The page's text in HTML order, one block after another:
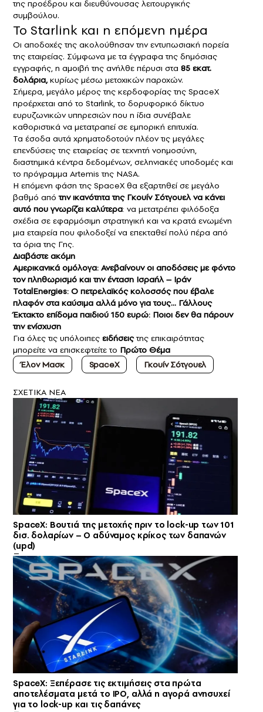
της προέδρου και διευθύνουσας λειτουργικής
συμβούλου.
Το Starlink και η επόμενη ημέρα
Οι αποδοχές της ακολούθησαν την εντυπωσιακή πορεία
της εταιρείας. Σύμφωνα με τα έγγραφα της δημόσιας
εγγραφής, η αμοιβή της ανήλθε πέρυσι στα 85 εκατ.
δολάρια,κυρίως μέσω μετοχικών παροχών.
Σήμερα, μεγάλο μέρος της κερδοφορίας της SpaceX
προέρχεται από το Starlink, το δορυφορικό δίκτυο
ευρυζωνικών υπηρεσιών που η ίδια συνέβαλε
καθοριστικά να μετατραπεί σε εμπορική επιτυχία.
Τα έσοδα αυτά χρηματοδοτούν πλέον τις μεγάλες
επενδύσεις της εταιρείας σε τεχνητή νοημοσύνη,
διαστημικά κέντρα δεδομένων, σεληνιακές υποδομές και
το πρόγραμμα Artemis της NASA.
Η επόμενη φάση της SpaceX θα εξαρτηθεί σε μεγάλο
βαθμό απότην ικανότητα της Γκουίν Σότγουελ να κάνει
αυτό που γνωρίζει καλύτερα: να μετατρέπει φιλόδοξα
σχέδια σε εφαρμόσιμη στρατηγική και να κρατά ενωμένη
μια εταιρεία που φιλοδοξεί να επεκταθεί πολύ πέρα από
τα όρια της Γης.
Διαβάστε ακόμη
Αμερικανικά ομόλογα: Ανεβαίνουν οι αποδόσεις με φόντο
τον πληθωρισμό και την ένταση Ισραήλ – Ιράν
TotalEnergies: Ο πετρελαϊκός κολοσσός που έβαλε
πλαφόν στα καύσιμα αλλά μόνο για τους… Γάλλους
Έκτακτο επίδομα παιδιού 150 ευρώ: Ποιοι δεν θα πάρουν
την ενίσχυση
Για όλες τις υπόλοιπες ειδήσειςτης επικαιρότητας
μπορείτε να επισκεφτείτε το Πρώτο Θέμα
Έλον Μασκ
SpaceX Γκουίν Σότγουελ
ΣXETIKA NEA
SpaceX: Βουτιά της μετοχής πριν το lock-up των 101
δισ. δολαρίων – Ο αδύναμος κρίκος των δαπανών
(upd)
SpaceX: Ξεπέρασε τις εκτιμήσεις στα πρώτα
αποτελέσματα μετά το IPO, αλλά η αγορά ανησυχεί
για το lock-up και τις δαπάνες